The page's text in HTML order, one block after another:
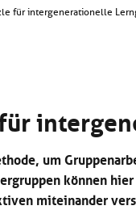
für intergenerationelle
um
können
miteinander